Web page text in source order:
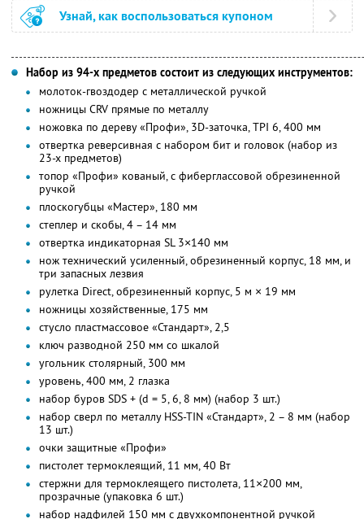
Узнай, как воспользоваться купоном
Набор из 94-х предметов состоит из следующих инструментов:
молоток-гвоздодер с металлической ручкой
ножницы CRV прямые по металлу
ножовка по дереву «Профи», 3D-заточка, TPI 6, 400 мм
отвертка реверсивная с набором бит и головок (набор из
23-х предметов)
топор «Профи» кованый, с фиберглассовой обрезиненной
ручкой
плоскогубцы «Мастер», 180 мм
степлер и скобы, 4 – 14 мм
отвертка индикаторная SL 3×140 мм
нож технический усиленный, обрезиненный корпус, 18 мм, и
три запасных лезвия
рулетка Direct, обрезиненный корпус, 5 м × 19 мм
ножницы хозяйственные, 175 мм
стусло пластмассовое «Стандарт», 2,5
ключ разводной 250 мм со шкалой
угольник столярный, 300 мм
уровень, 400 мм, 2 глазка
набор буров SDS + (d = 5, 6, 8 мм) (набор 3 шт.)
набор сверл по металлу HSS-TIN «Стандарт», 2 – 8 мм (набор
13 шт.)
очки защитные «Профи»
пистолет термоклеящий, 11 мм, 40 Вт
стержни для термоклеящего пистолета, 11×200 мм,
прозрачные (упаковка 6 шт.)
набор надфилей 150 мм с двухкомпонентной ручкой